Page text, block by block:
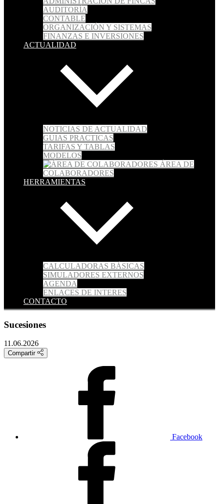
AUDITORÍA
CONTABLE
ORGANIZACIÓN Y SISTEMAS
FINANZAS E INVERSIONES
ACTUALIDAD
NOTICIAS DE ACTUALIDAD
GUIAS PRACTICAS
TARIFAS Y TABLAS
MODELOS
ÁREA DE
COLABORADORES
HERRAMIENTAS
CALCULADORAS BÁSICAS
SIMULADORES EXTERNOS
AGENDA
ENLACES DE INTERES
CONTACTO
Sucesiones
11.06.2026
Compartir
Facebook